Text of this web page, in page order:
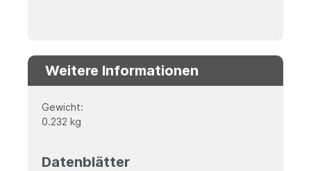
Weitere Informationen
Gewicht:
0.232 kg
Datenblätter